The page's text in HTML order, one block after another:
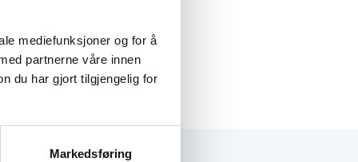
mediefunksjoner og for å
partnerne våre innen
du har gjort tilgjengelig for
Markedsføring